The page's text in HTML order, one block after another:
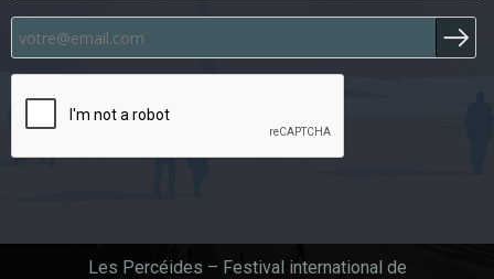
Les Percéides – Festival international de